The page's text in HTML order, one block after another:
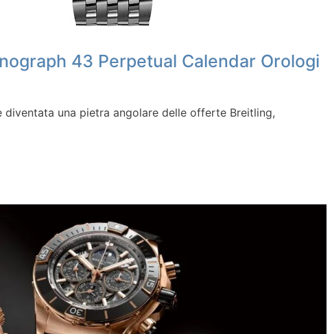
43 Perpetual Calendar Orologi
una pietra angolare delle offerte Breitling,